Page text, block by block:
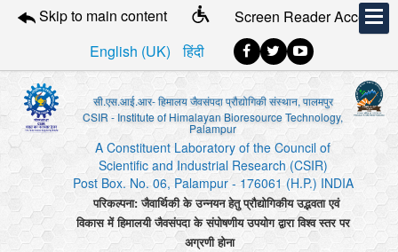
Skip to main content
Screen Reader Access
English (UK)
हिंदी
सी.एस.आई.आर- हिमालय जैवसंपदा प्रौद्योगिकी संस्थान, पालमपुर
CSIR - Institute of Himalayan Bioresource Technology,
Palampur
A Constituent Laboratory of the Council of
Scientific and Industrial Research (CSIR)
Post Box. No. 06, Palampur - 176061 (H.P.) INDIA
परिकल्पना: जैवार्थिकी के उन्नयन हेतु प्रौद्योगिकीय उद्भवता एवं
विकास में हिमालयी जैवसंपदा के संपोषणीय उपयोग द्वारा विश्व स्तर पर
अग्रणी होना